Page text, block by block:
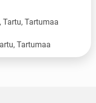
Tartu, Tartumaa